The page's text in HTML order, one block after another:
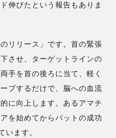
伸びたという報告もありま
リリース」です。首の緊張
させ、ターゲットラインの
手を首の後ろに当て、軽く
プするだけで、脳への血流
に向上します。あるアマチ
を始めてからパットの成功
います。